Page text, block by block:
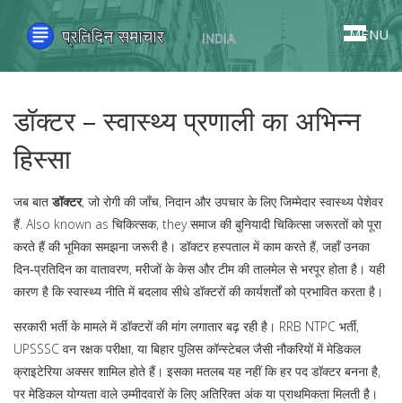
MENU
डॉक्टर – स्वास्थ्य प्रणाली का अभिन्न
हिस्सा
जब बातडॉक्टर, जो रोगी की जाँच, निदान और उपचार के लिए जिम्मेदार स्वास्थ्य पेशेवर
हैं. Also known as चिकित्सक, theyसमाज की बुनियादी चिकित्सा जरूरतों को पूरा
करते हैंकी भूमिका समझना जरूरी है। डॉक्टरहस्पतालमें काम करते हैं, जहाँ उनका
दिन‑प्रतिदिन का वातावरण, मरीजों के केस और टीम की तालमेल से भरपूर होता है। यही
कारण है किस्वास्थ्य नीति में बदलाव सीधे डॉक्टरों की कार्यशर्तों को प्रभावित करता है।
सरकारीभर्तीके मामले में डॉक्टरों की मांग लगातार बढ़ रही है। RRB NTPC भर्ती,
UPSSSC वन रक्षक परीक्षा, या बिहार पुलिस कॉन्स्टेबल जैसी नौकरियों में मेडिकल
क्राइटेरिया अक्सर शामिल होते हैं। इसका मतलब यह नहीं कि हर पद डॉक्टर बनना है,
पर मेडिकल योग्यता वाले उम्मीदवारों के लिए अतिरिक्त अंक या प्राथमिकता मिलती है।